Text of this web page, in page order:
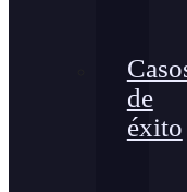
de
éxito